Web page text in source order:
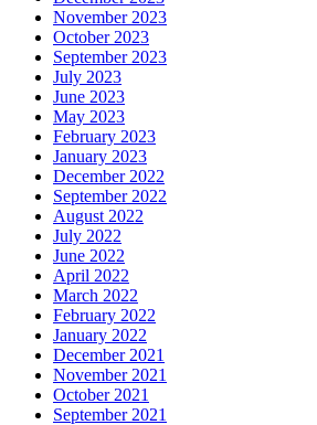
November 2023
October 2023
September 2023
July 2023
June 2023
May 2023
February 2023
January 2023
December 2022
September 2022
August 2022
July 2022
June 2022
April 2022
March 2022
February 2022
January 2022
December 2021
November 2021
October 2021
September 2021